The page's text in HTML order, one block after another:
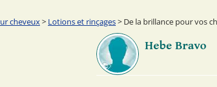
cheveux> Lotions et rinçages> De la brillance pour vos
Hebe Bravo